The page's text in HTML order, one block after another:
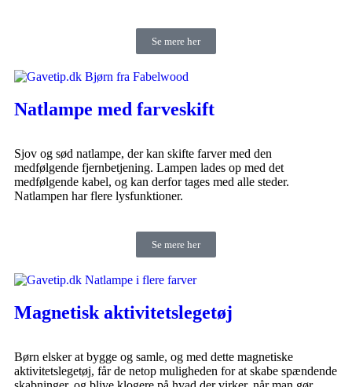
Se mere her
Natlampe med farveskift
Sjov og sød natlampe, der kan skifte farver med den
medfølgende fjernbetjening. Lampen lades op med det
medfølgende kabel, og kan derfor tages med alle steder.
Natlampen har flere lysfunktioner.
Se mere her
Magnetisk aktivitetslegetøj
Børn elsker at bygge og samle, og med dette magnetiske
aktivitetslegetøj, får de netop muligheden for at skabe spændende